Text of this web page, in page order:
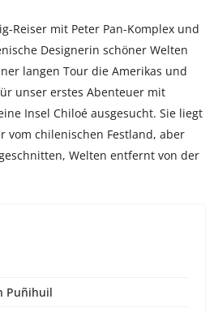
Reiser mit Peter Pan-Komplex und
Designerin schöner Welten
langen Tour die Amerikas und
unser erstes Abenteuer mit
Insel Chiloé ausgesucht. Sie liegt
vom chilenischen Festland, aber
Welten entfernt von der
Puñihuil